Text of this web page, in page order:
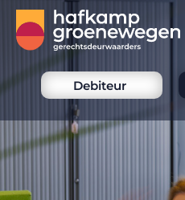
Debiteur